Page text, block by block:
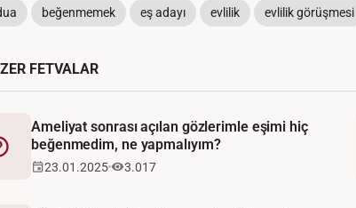
beğenmemek eş adayı evlilik evlilik görüşmesi
FETVALAR
Ameliyat sonrası açılan gözlerimle eşimi hiç
beğenmedim, ne yapmalıyım?
23.01.2025 3.017